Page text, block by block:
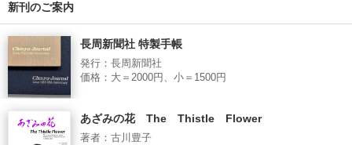
新刊のご案内
長周新聞社 特製手帳
発行：長周新聞社
価格：大＝2000円、小＝1500円
あざみの花 The Thistle Flower
著者：古川豊子